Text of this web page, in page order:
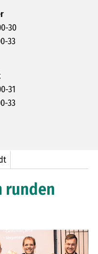
30
33
31
33
runden